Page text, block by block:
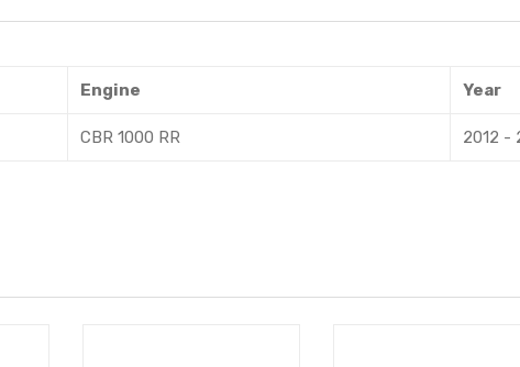
Engine Year
CBR 1000 RR 2012 -